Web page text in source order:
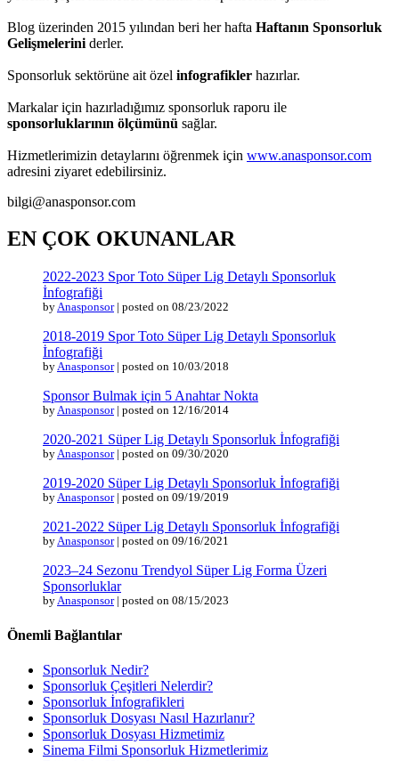
Blog üzerinden 2015 yılından beri her hafta Haftanın Sponsorluk
Gelişmelerini derler.
Sponsorluk sektörüne ait özel infografikler hazırlar.
Markalar için hazırladığımız sponsorluk raporu ile
sponsorluklarının ölçümünü sağlar.
Hizmetlerimizin detaylarını öğrenmek için www.anasponsor.com
adresini ziyaret edebilirsiniz.
bilgi@anasponsor.com
EN ÇOK OKUNANLAR
2022-2023 Spor Toto Süper Lig Detaylı Sponsorluk
İnfografiği
byAnasponsor| posted on 08/23/2022
2018-2019 Spor Toto Süper Lig Detaylı Sponsorluk
İnfografiği
byAnasponsor| posted on 10/03/2018
Sponsor Bulmak için 5 Anahtar Nokta
byAnasponsor| posted on 12/16/2014
2020-2021 Süper Lig Detaylı Sponsorluk İnfografiği
byAnasponsor| posted on 09/30/2020
2019-2020 Süper Lig Detaylı Sponsorluk İnfografiği
byAnasponsor| posted on 09/19/2019
2021-2022 Süper Lig Detaylı Sponsorluk İnfografiği
byAnasponsor| posted on 09/16/2021
2023–24 Sezonu Trendyol Süper Lig Forma Üzeri
Sponsorluklar
byAnasponsor| posted on 08/15/2023
Önemli Bağlantılar
Sponsorluk Nedir?
Sponsorluk Çeşitleri Nelerdir?
Sponsorluk İnfografikleri
Sponsorluk Dosyası Nasıl Hazırlanır?
Sponsorluk Dosyası Hizmetimiz
Sinema Filmi Sponsorluk Hizmetlerimiz